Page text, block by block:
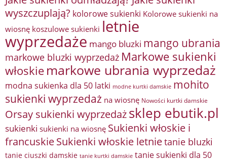
wyszczuplają? kolorowe sukienki Kolorowe sukienki na
wiosnę koszulowe sukienki letnie
wyprzedaże mango bluzki mango ubrania
markowe bluzki wyprzedaż Markowe sukienki
włoskie markowe ubrania wyprzedaż
modna sukienka dla 50 latki modne kurtki damskie mohito
sukienki wyprzedaż na wiosnę Nowości kurtki damskie
Orsay sukienki wyprzedażsklep ebutik.pl
sukienki sukienki na wiosnę Sukienki włoskie i
francuskieSukienki włoskie letnietanie bluzki
tanie ciuszki damskie tanie kurtki damskie tanie sukienki dla 50